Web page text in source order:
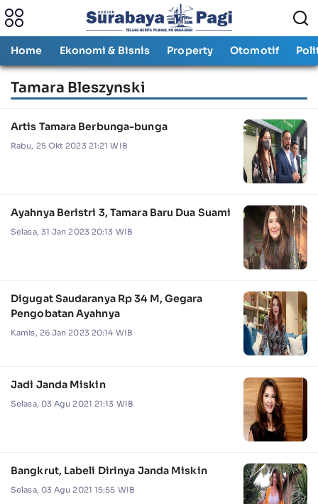
Home Ekonomi & Bisnis Property Otomotif
Tamara Bleszynski
Artis Tamara Berbunga-bunga
Rabu, 25 Okt 2023 21:21 WIB
Ayahnya Beristri 3, Tamara Baru Dua Suami
Selasa, 31 Jan 2023 20:13 WIB
Digugat Saudaranya Rp 34 M, Gegara
Pengobatan Ayahnya
Kamis, 26 Jan 2023 20:14 WIB
Jadi Janda Miskin
Selasa, 03 Agu 2021 21:13 WIB
Bangkrut, Labeli Dirinya Janda Miskin
Selasa, 03 Agu 2021 15:55 WIB